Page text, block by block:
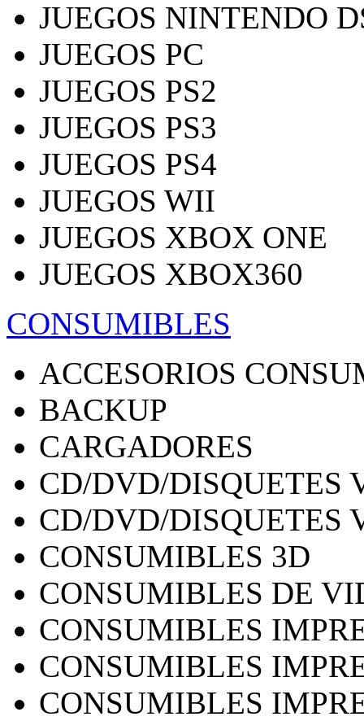
JUEGOS NINTENDO
JUEGOS PC
JUEGOS PS2
JUEGOS PS3
JUEGOS PS4
JUEGOS WII
JUEGOS XBOX ONE
JUEGOS XBOX360
CONSUMIBLES
ACCESORIOS
BACKUP
CARGADORES
CD/DVD/DISQUETES
CD/DVD/DISQUETES
CONSUMIBLES 3D
CONSUMIBLES DE
CONSUMIBLES
CONSUMIBLES
CONSUMIBLES